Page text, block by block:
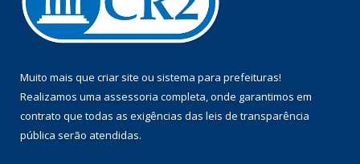
Muito mais que criar site ou sistema para prefeituras!
Realizamos uma assessoria completa, onde garantimos em
contrato que todas as exigências das leis de transparência
pública serão atendidas.